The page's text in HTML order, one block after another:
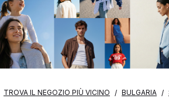
TROVA IL NEGOZIO PIÙ VICINO BULGARIA